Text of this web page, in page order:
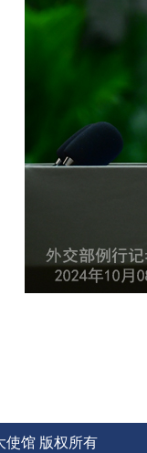
使馆 版权所有